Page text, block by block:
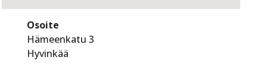
Osoite
Hämeenkatu 3
Hyvinkää